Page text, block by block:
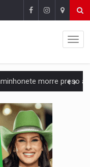
aproveitar o fim de semana
membro do CV com arma e drogas
parceria com a APAE para ampliar ações
no combate a drones durante
Em Itapuã do Oeste, CINEMAZÔNIA leva cinema